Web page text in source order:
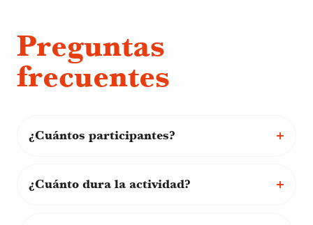
Preguntas
frecuentes
¿Cuántos participantes?
¿Cuánto dura la actividad?